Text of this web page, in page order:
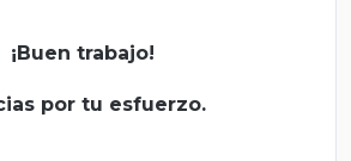
¡Buen trabajo!
por tu esfuerzo.